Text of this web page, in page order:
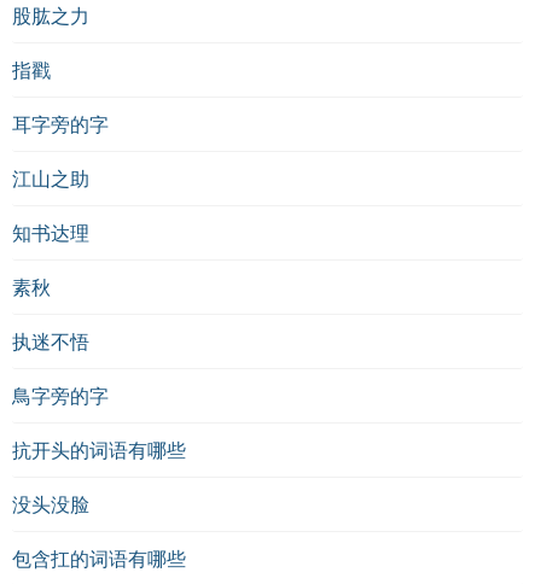
股肱之力
指戳
耳字旁的字
江山之助
知书达理
素秋
执迷不悟
鳥字旁的字
抗开头的词语有哪些
没头没脸
包含扛的词语有哪些